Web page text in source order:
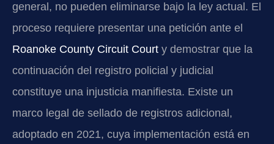
general, no pueden eliminarse bajo la ley actual. El
proceso requiere presentar una petición ante el
Roanoke County Circuit Court y demostrar que la
continuación del registro policial y judicial
constituye una injusticia manifiesta. Existe un
marco legal de sellado de registros adicional,
adoptado en 2021, cuya implementación está en